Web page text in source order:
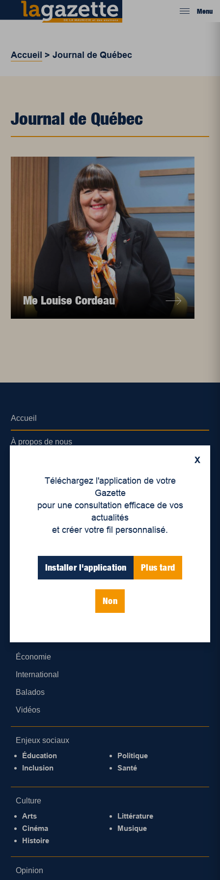
Menu
Accueil >Journal de Québec
Journal de Québec
Me Louise Cordeau
X
Téléchargez l'application de votre
Gazette
pour une consultation efficace de vos
actualités
et créer votre fil personnalisé.
Installer l'application Plus tard
Non
Accueil
À propos de nous
Lieux de distribution
Économie
International
Balados
Vidéos
Enjeux sociaux
Éducation
Inclusion
Politique
Santé
Culture
Arts
Cinéma
Histoire
Littérature
Musique
Opinion